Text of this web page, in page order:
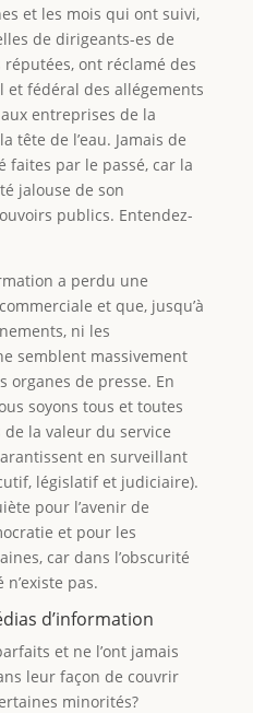
et les mois qui ont suivi,
de dirigeants-es de
ont réclamé des
et fédéral des allégements
entreprises de la
tête de l’eau. Jamais de
faites par le passé, car la
jalouse de son
publics. Entendez-
a perdu une
et que, jusqu’à
ni les
semblent massivement
organes de presse. En
soyons tous et toutes
la valeur du service
en surveillant
législatif et judiciaire).
pour l’avenir de
et pour les
car dans l’obscurité
pas.
d’information
et ne l’ont jamais
leur façon de couvrir
minorités?